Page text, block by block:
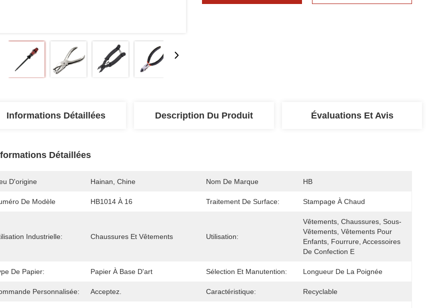
Informations Détaillées Description Du Produit Évaluations Et Avis
Détaillées
D'origine Hainan, Chine Nom De Marque HB
De Modèle HB1014 À 16 Traitement De Surface: Stampage À Chaud
Industrielle: Chaussures Et Vêtements Utilisation:
Vêtements, Chaussures, Sous-
Vêtements, Vêtements Pour
Enfants, Fourrure, Accessoires
De Confection E
De Papier: Papier À Base D'art Sélection Et Manutention: Longueur De La Poignée
Personnalisée: Acceptez. Caractéristique: Recyclable